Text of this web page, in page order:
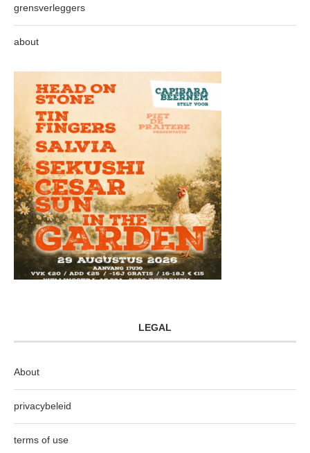
grensverleggers
about
LEGAL
About
privacybeleid
terms of use